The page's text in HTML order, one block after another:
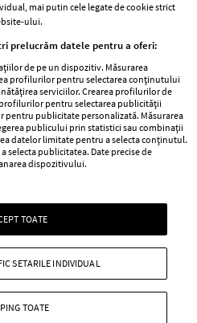
femei
Viva
Avantaje
Retete practice
ONJN nr. 821/25.09.2025.
interzise minorilor.
Ringier Romania SRL
mai putin cele legate de cookie strict
ului.
prelucrăm datele pentru a oferi:
de pe un dispozitiv. Măsurarea
profilurilor pentru selectarea conținutului
serviciilor. Crearea profilurilor de
pentru selectarea publicității
pentru publicitate personalizată. Măsurarea
publicului prin statistici sau combinații
datelor limitate pentru a selecta conținutul.
selecta publicitatea. Date precise de
dispozitivului.
TOATE
TOATE
SETARILE INDIVIDUAL